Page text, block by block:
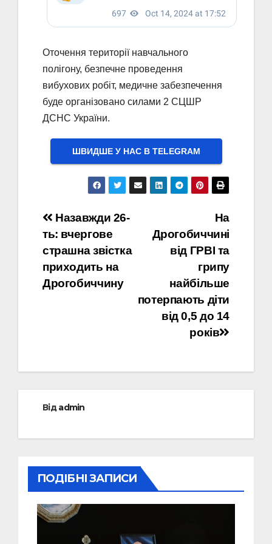
Оточення території навчального
полігону, безпечне проведення
вибухових робіт, медичне забезпечення
буде організовано силами 2 СЦШР
ДСНС України.
ШВИДШЕ У НАС В ТELEGRAM
Навігація
записів
На
Дрогобиччині
від ГРВІ та
грипу
найбільше
потерпають діти
від 0,5 до 14
років
Назавжди 26-
ть: вчергове
страшна звістка
приходить на
Дрогобиччину
Відadmin
ПОДІБНІ ЗАПИСИ